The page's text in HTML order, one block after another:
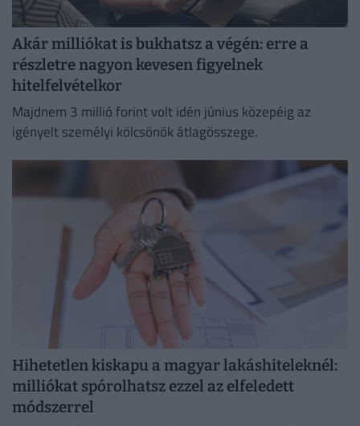
Akár milliókat is bukhatsz a végén: erre a
részletre nagyon kevesen figyelnek
hitelfelvételkor
Majdnem 3 millió forint volt idén június közepéig az
igényelt személyi kölcsönök átlagösszege.
Hihetetlen kiskapu a magyar lakáshiteleknél:
milliókat spórolhatsz ezzel az elfeledett
módszerrel